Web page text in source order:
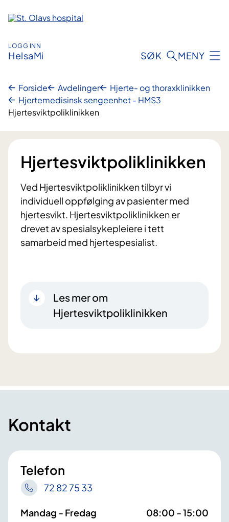
innhold
LOGG INN
HelsaMi SØK MENY
Forside Avdelinger
Hjerte- og thoraxklinikken
Hjertemedisinsk sengeenhet - HMS3
Hjertesviktpoliklinikken
Hjertesviktpoliklinikken
Ved Hjertesviktpoliklinikken tilbyr vi
individuell oppfølging av pasienter med
hjertesvikt. Hjertesviktpoliklinikken er
drevet av spesialsykepleiere i tett
samarbeid med hjertespesialist.
Les mer om
Hjertesviktpoliklinikken
Kontakt
Telefon
72 82 75 33
Mandag - Fredag
08:00 - 15:00